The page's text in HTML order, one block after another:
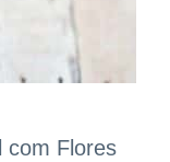
com Flores